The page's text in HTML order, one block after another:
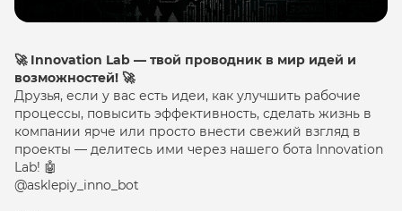
🚀 Innovation Lab — твой проводник в мир идей и
возможностей! 🚀
Друзья, если у вас есть идеи, как улучшить рабочие
процессы, повысить эффективность, сделать жизнь в
компании ярче или просто внести свежий взгляд в
проекты — делитесь ими через нашего бота Innovation
Lab! 🤖
@asklepiy_inno_bot